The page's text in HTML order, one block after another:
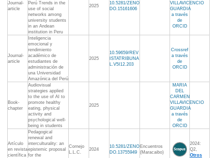
Journal-
article
Perú Trends in the
use of social
networks among
university students
in an Andean
institution in Peru
2025
10.5281/ZENO
DO.15161606
VILLAVICENCIO
GUARDIA
a través
de
ORCID
Journal-
article
Inteligencia
emocional y
rendimiento
académico de
estudiantes de
administración de
una Universidad
Amazónica del Perú
2025
10.59659/REV
ISTATRIBUNA
L.V5I12.203
Crossref
a través
de
ORCID
Book-
chapter
Audiovisual
strategies applied
to the use of AI to
promote healthy
eating, physical
activity and
psychological well-
being in students
2025
MARIA
DEL
CARMEN
VILLAVICENCIO
GUARDIA
a través
de
ORCID
Artículo
en revista
científica
Pedagogical
renewal and
interculturality: an
epistemic proposal
for the
Cornejo
L.L.C.
2024
10.5281/ZENO
DO.13755949
Encuentros
(Maracaibo)
2024:
Q2,
Otros